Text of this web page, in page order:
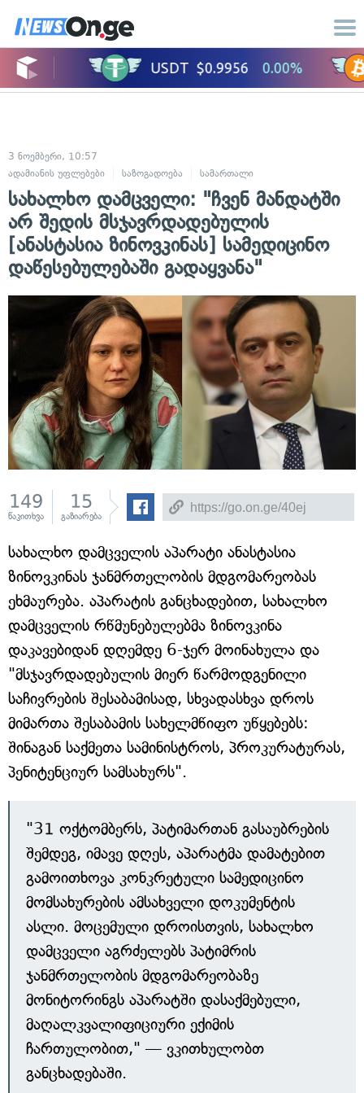
3 ნოემბერი, 10:57
ადამიანის უფლებები
საზოგადოება სამართალი
სახალხო დამცველი: "ჩვენ მანდატში
არ შედის მსჯავრდადებულის
[ანასტასია ზინოვკინას] სამედიცინო
დაწესებულებაში გადაყვანა"
149
წაკითხვა
15
გაზიარება
სახალხო დამცველის აპარატი ანასტასია
ზინოვკინას ჯანმრთელობის მდგომარეობას
ეხმაურება. აპარატის განცხადებით, სახალხო
დამცველის რწმუნებულებმა ზინოვკინა
დაკავებიდან დღემდე 6-ჯერ მოინახულა და
"მსჯავრდადებულის მიერ წარმოდგენილი
საჩივრების შესაბამისად, სხვადასხვა დროს
მიმართა შესაბამის სახელმწიფო უწყებებს:
შინაგან საქმეთა სამინისტროს, პროკურატურას,
პენიტენციურ სამსახურს".
"31 ოქტომბერს, პატიმართან გასაუბრების
შემდეგ, იმავე დღეს, აპარატმა დამატებით
გამოითხოვა კონკრეტული სამედიცინო
მომსახურების ამსახველი დოკუმენტის
ასლი. მოცემული დროისთვის, სახალხო
დამცველი აგრძელებს პატიმრის
ჯანმრთელობის მდგომარეობაზე
მონიტორინგს აპარატში დასაქმებული,
მაღალკვალიფიციური ექიმის
ჩართულობით," — ვკითხულობთ
განცხადებაში.